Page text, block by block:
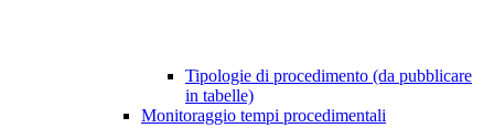
Tipologie di procedimento (da pubblicare
in tabelle)
Monitoraggio tempi procedimentali